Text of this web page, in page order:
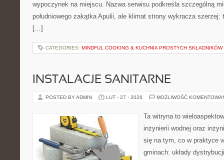
wypoczynek na miejscu. Nazwa serwisu podkreśla szczególną
południowego zakątka Apulii, ale klimat strony wykracza szerzej:
[…]
CATEGORIES: MINDFUL COOKING & KUCHNIA PROSTYCH SKŁADNIKÓW
INSTALACJE SANITARNE
POSTED BY ADMIN LUT - 27 - 2026 MOŻLIWOŚĆ
Ta witryna to
inżynierii wodnej oraz
się na tym, co w praktyce
gminach: układy